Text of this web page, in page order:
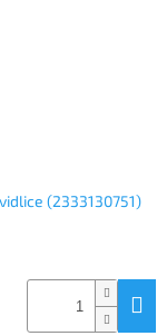
(2333130751)